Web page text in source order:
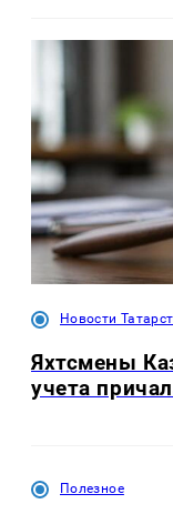
Новости
Яхтсмены
учета
Полезное